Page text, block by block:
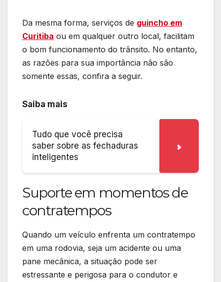
Da mesma forma, serviços de guincho em
Curitiba ou em qualquer outro local, facilitam
o bom funcionamento do trânsito. No entanto,
as razões para sua importância não são
somente essas, confira a seguir.
Saiba mais
Tudo que você precisa
saber sobre as fechaduras
inteligentes
Suporte em momentos de
contratempos
Quando um veículo enfrenta um contratempo
em uma rodovia, seja um acidente ou uma
pane mecânica, a situação pode ser
estressante e perigosa para o condutor e